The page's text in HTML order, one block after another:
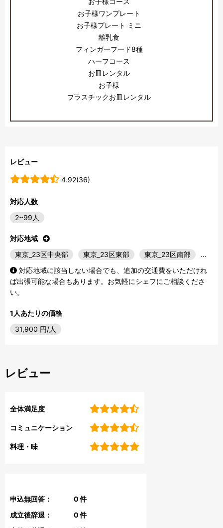
お子様ワンプレート
お子様プレート ミニ
離乳食
フィンガーフード8種
ハーフコース
お皿レンタル
お子様
プラスチックお皿レンタル
レビュー
4.92(36)
対応人数
2~99人
対応地域
東京_23区中央部
東京_23区東部 東京_23区南部
…
対応地域に該当しない場合でも、追加の交通費をいただけれ
ば出張可能な場合もあります。お気軽にシェフにご相談くださ
い。
1人あたりの価格
31,900 円/人
レビュー
全体満足度
コミュニケーション
料理・味
申込無回答： 0件
成立後辞退：
0件